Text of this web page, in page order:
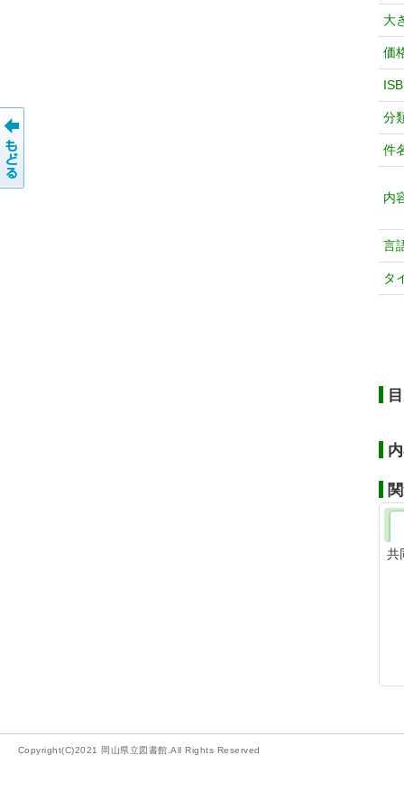
大
価
分
件
内
言
タ
共
Copyright(C)2021 岡山県立図書館.All Rights Reserved